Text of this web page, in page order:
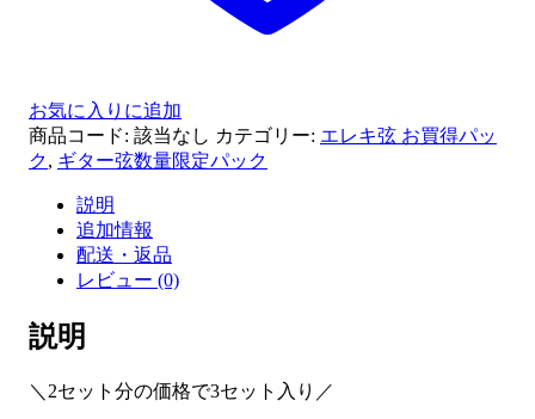
お気に入りに追加
商品コード: 該当なし カテゴリー: エレキ弦 お買得パッ
ク, ギター弦数量限定パック
説明
追加情報
配送・返品
レビュー (0)
説明
＼2セット分の価格で3セット入り／